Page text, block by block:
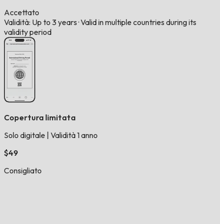
Accettato
Validità: Up to 3 years ·Valid in multiple countries during its
validity period
Copertura limitata
Solo digitale Validità 1 anno
$49
Consigliato